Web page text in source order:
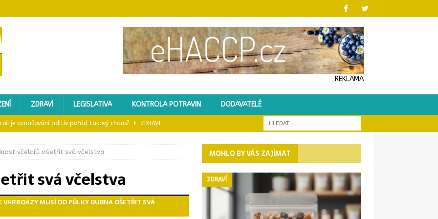
REKLAMA
ZDRAVÍ LEGISLATIVA KONTROLA POTRAVIN DODAVATELÉ
je označování aditiv pořád takový chaos? ZDRAVÍ
Proč je důležitá a co o ní vědět ZDRAVÍ
včelařů ošetřit svá včelstva
svá včelstva
MUSÍ DO PŮLKY DUBNA OŠETŘIT SVÁ
MOHLO BY VÁS ZAJÍMAT
ZDRAVÍ